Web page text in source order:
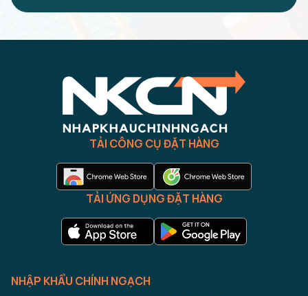
TẢI CÔNG CỤ ĐẶT HÀNG
TẢI ỨNG DỤNG ĐẶT HÀNG
NHẬP KHẨU CHÍNH NGẠCH